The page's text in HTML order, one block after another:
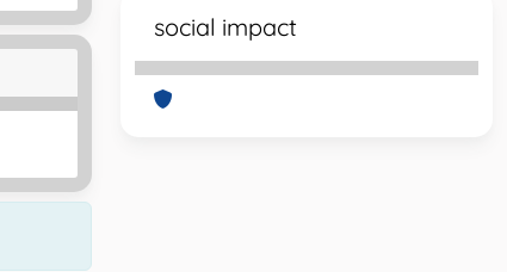
social impact